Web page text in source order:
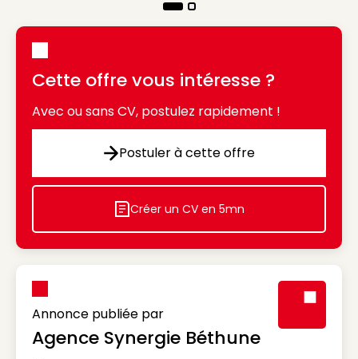
Cette offre vous intéresse ?
Avec ou sans CV, postulez rapidement !
Postuler à cette offre
Postuler à cette offre
Icon decorative
Créer un CV en 5mn
Annonce publiée par
Agence Synergie Béthune